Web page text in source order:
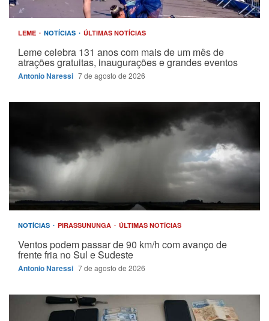
LEME NOTÍCIAS ÚLTIMAS NOTÍCIAS
Leme celebra 131 anos com mais de um mês de
atrações gratuitas, inaugurações e grandes eventos
Antonio Naressi 7 de agosto de 2026
NOTÍCIAS PIRASSUNUNGA ÚLTIMAS NOTÍCIAS
Ventos podem passar de 90 km/h com avanço de
frente fria no Sul e Sudeste
Antonio Naressi 7 de agosto de 2026